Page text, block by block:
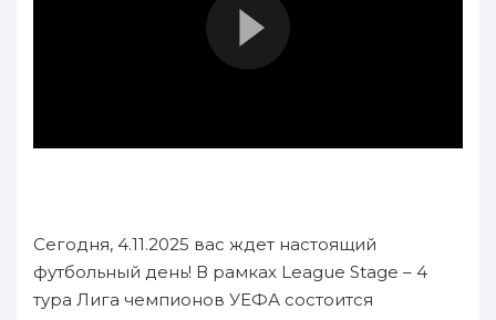
Сегодня, 4.11.2025 вас ждет настоящий
футбольный день! В рамках League Stage – 4
тура Лига чемпионов УЕФА состоится